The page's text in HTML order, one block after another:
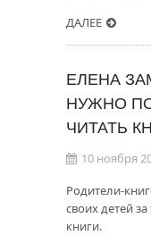
ДАЛЕЕ
ЕЛЕНА
НУЖНО
ЧИТАТЬ
10 ноября
Родители-
своих детей
книги.